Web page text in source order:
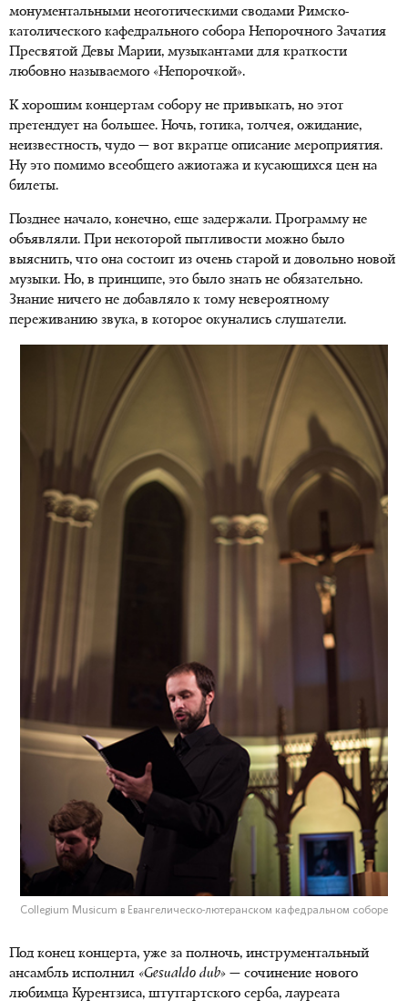
монументальными неоготическими сводами Римско-
католического кафедрального собора Непорочного Зачатия
Пресвятой Девы Марии, музыкантами для краткости
любовно называемого «Непорочкой».
К хорошим концертам собору не привыкать, но этот
претендует на большее. Ночь, готика, толчея, ожидание,
неизвестность, чудо — вот вкратце описание мероприятия.
Ну это помимо всеобщего ажиотажа и кусающихся цен на
билеты.
Позднее начало, конечно, еще задержали. Программу не
объявляли. При некоторой пытливости можно было
выяснить, что она состоит из очень старой и довольно новой
музыки. Но, в принципе, это было знать не обязательно.
Знание ничего не добавляло к тому невероятному
переживанию звука, в которое окунались слушатели.
Collegium Musicum в Евангелическо-лютеранском кафедральном соборе
Под конец концерта, уже за полночь, инструментальный
ансамбль исполнил «Gesualdo dub» — сочинение нового
любимца Курентзиса, штутгартского серба, лауреата